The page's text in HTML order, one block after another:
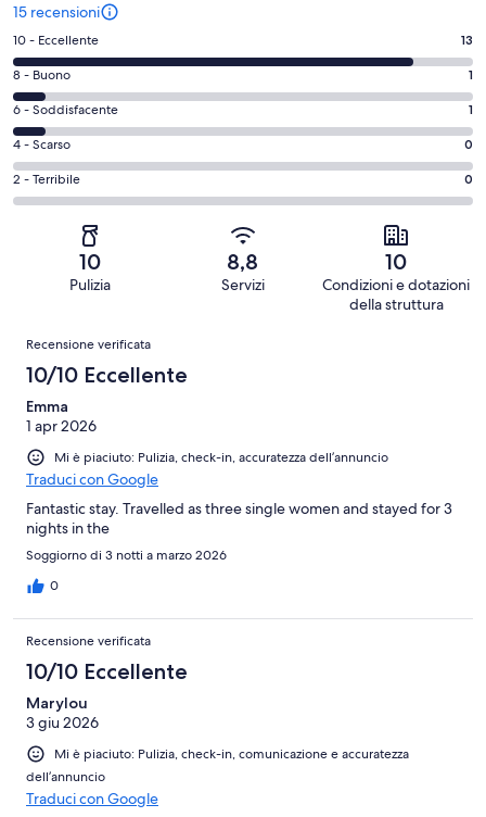
15 recensioni
Valutazione
di
10
-
Eccellente.
13
su
15
recensioni
10 - Eccellente 13
Valutazione
di
8
-
Buono.
1
recensioni
8 - Buono 1
Valutazione
di
6
-
Soddisfacente.
recensioni
6 - Soddisfacente 1
Valutazione
di
4
4 - Scarso 0
Valutazione
di
recensioni
2 - Terribile 0
10
Pulizia
8,8
Servizi
10
Condizioni e dotazioni
della struttura
Recensioni
Recensione verificata
10/10 Eccellente
Emma
1 apr 2026
Mi è piaciuto: Pulizia, check-in, accuratezza dell’annuncio
Traduci con Google
Fantastic stay. Travelled as three single women and stayed for 3
nights in the
Soggiorno di 3 notti a marzo 2026
0
Recensione verificata
10/10 Eccellente
Marylou
3 giu 2026
Mi è piaciuto: Pulizia, check-in, comunicazione e accuratezza
dell’annuncio
Traduci con Google